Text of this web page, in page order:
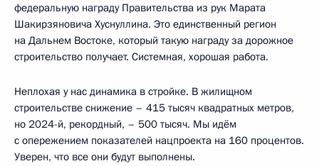
федеральную награду Правительства из рук Марата
Шакирзяновича Хуснуллина. Это единственный регион
на Дальнем Востоке, который такую награду за дорожное
строительство получает. Системная, хорошая работа.
Неплохая у нас динамика в стройке. В жилищном
строительстве снижение – 415 тысяч квадратных метров,
но 2024-й, рекордный, – 500 тысяч. Мы идём
с опережением показателей нацпроекта на 160 процентов.
Уверен, что все они будут выполнены.